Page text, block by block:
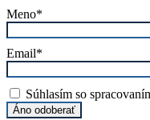
Meno*
Email*
Súhlasím so